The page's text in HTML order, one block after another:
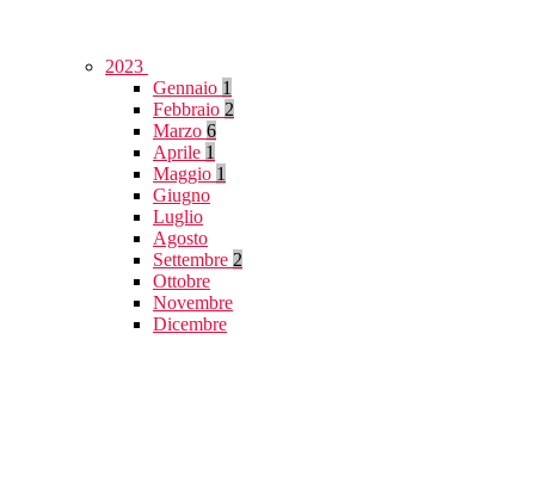
2023
Gennaio 1
Febbraio 2
Marzo 6
Aprile 1
Maggio 1
Giugno
Luglio
Agosto
Settembre 2
Ottobre
Novembre
Dicembre